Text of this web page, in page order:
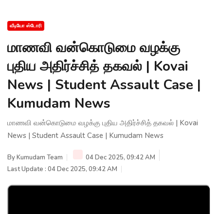
வீடியோ ஸ்டோரி
மாணவி வன்கொடுமை வழக்கு
புதிய அதிர்ச்சித் தகவல் | Kovai
News | Student Assault Case |
Kumudam News
மாணவி வன்கொடுமை வழக்கு புதிய அதிர்ச்சித் தகவல் | Kovai
News | Student Assault Case | Kumudam News
ByKumudam Team
04 Dec 2025, 09:42 AM
Last Update : 04 Dec 2025, 09:42 AM